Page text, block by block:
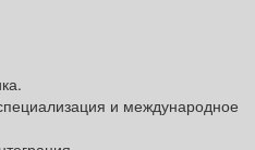
и международное